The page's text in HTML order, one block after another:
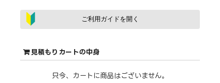
ご利用ガイドを開く
見積もりカートの中身
只今、カートに商品はございません。